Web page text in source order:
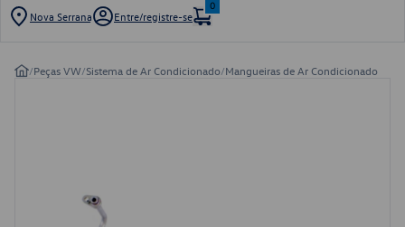
Nova Serrana Entre/registre-se
0
/Peças VW/Sistema de Ar Condicionado/Mangueiras de Ar Condicionado